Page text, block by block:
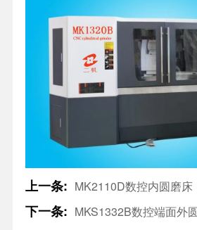
上一条: MK2110D数控内圆磨床
下一条: MKS1332B数控端面外